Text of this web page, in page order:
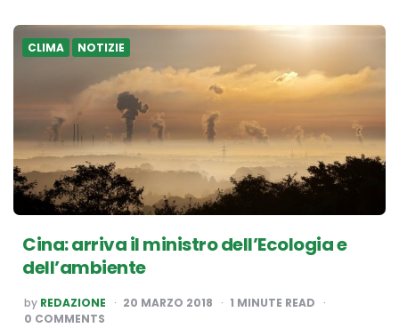
CLIMA NOTIZIE
Cina: arriva il ministro dell’Ecologia e
dell’ambiente
POSTED
BY
by REDAZIONE 20 MARZO 2018 1 MINUTE READ
0 COMMENTS